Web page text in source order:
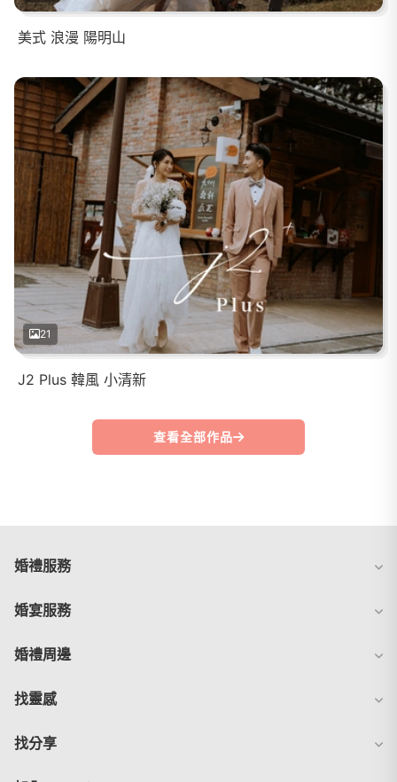
美式 浪漫 陽明山
21
J2 Plus 韓風 小清新
查看全部作品
婚禮服務
婚宴服務
婚禮周邊
找靈感
找分享